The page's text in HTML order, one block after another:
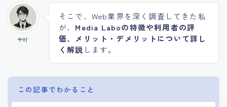
中村
そこで、Web業界を深く調査してきた私
が、 Media Laboの特徴や利用者の評
価、メリット・デメリットについて詳し
く解説 します。
この記事でわかること